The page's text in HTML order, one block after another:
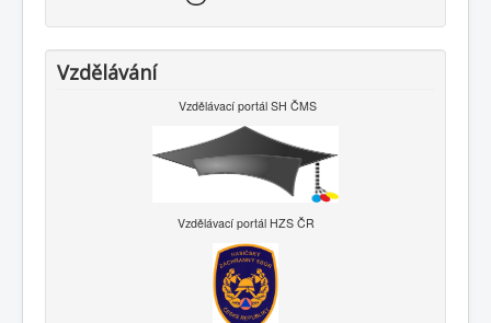
Vzdělávání
Vzdělávací portál SH ČMS
Vzdělávací portál HZS ČR